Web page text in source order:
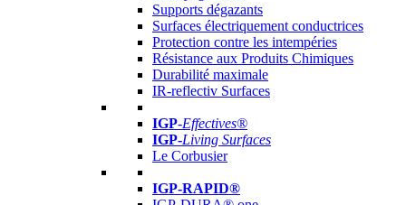
Supports dégazants
Surfaces électriquement conductrices
Protection contre les intempéries
Résistance aux Produits Chimiques
Durabilité maximale
IR-reflectiv Surfaces
IGP-Effectives®
IGP-Living Surfaces
Le Corbusier
IGP-RAPID®